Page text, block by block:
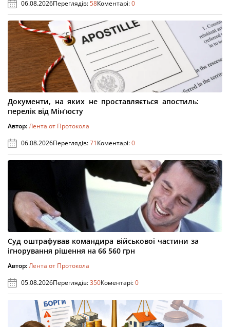
06.08.2026Переглядів:58Коментарі:0
Документи, на яких не проставляється апостиль:
перелік від Мін’юсту
Автор:Лента от Протокола
06.08.2026Переглядів:71Коментарі:0
Суд оштрафував командира військової частини за
ігнорування рішення на 66 560 грн
Автор:Лента от Протокола
05.08.2026Переглядів:350Коментарі:0